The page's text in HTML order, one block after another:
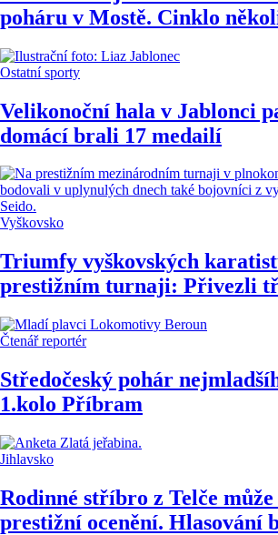
poháru v Mostě. Cinklo
Ostatní sporty
Velikonoční hala v Jablonci
domácí brali 17 medailí
Vyškovsko
Triumfy vyškovských
prestižním turnaji: Přivezli
Čtenář reportér
Středočeský pohár
1.kolo Příbram
Jihlavsko
Rodinné stříbro z Telče
prestižní ocenění. Hlasování